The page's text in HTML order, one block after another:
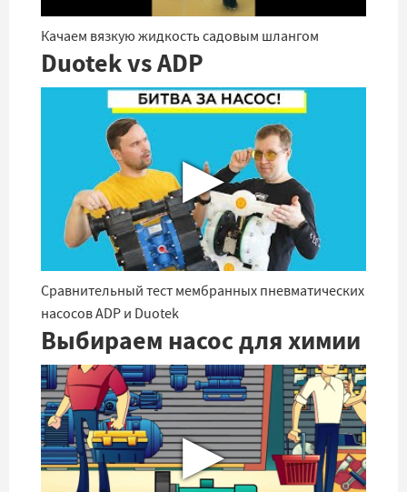
Качаем вязкую жидкость садовым шлангом
Duotek vs ADP
▶
Сравнительный тест мембранных пневматических
насосов ADP и Duotek
Выбираем насос для химии
▶